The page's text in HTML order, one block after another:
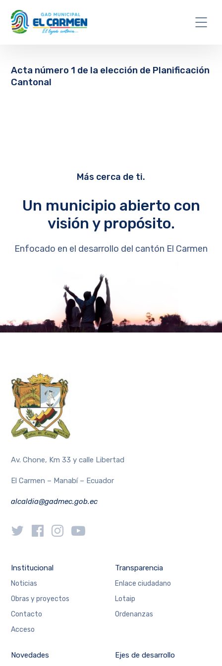
Acta número 1 de la elección de Planificación
Cantonal
Más cerca de ti.
Un municipio abierto con
visión y propósito.
Enfocado en el desarrollo del cantón El Carmen
Av. Chone, Km 33 y calle Libertad
El Carmen – Manabí – Ecuador
alcaldia@gadmec.gob.ec
Institucional
Noticias
Obras y proyectos
Contacto
Acceso
Transparencia
Enlace ciudadano
Lotaip
Ordenanzas
Novedades Ejes de desarrollo